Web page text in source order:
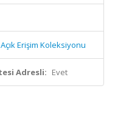
Erişim Koleksiyonu
Adresli: Evet